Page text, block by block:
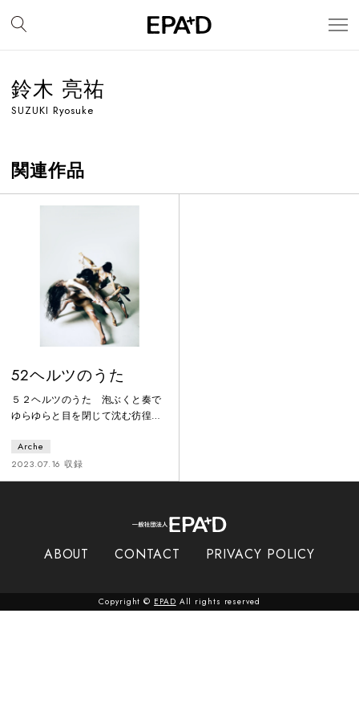
鈴木 亮祐
SUZUKI Ryosuke
関連作品
52ヘルツのうた
５２ヘルツのうた 泡ぶくと奏で
ゆらゆらと目を閉じて沈む彷徨い
な手鯨の唄に耳を傾け アスファル
トを叩く「５２ヘルツの周波数で
鳴く、世界唯一の個体と言われる
かない声と重ね合わせ、身体表
イトル”52ヘルツのうた”とは、
ヘ
Arche
2023.07.16 収録
ABOUT CONTACT PRIVACY POLICY
Copyright © EPAD All rights reserved